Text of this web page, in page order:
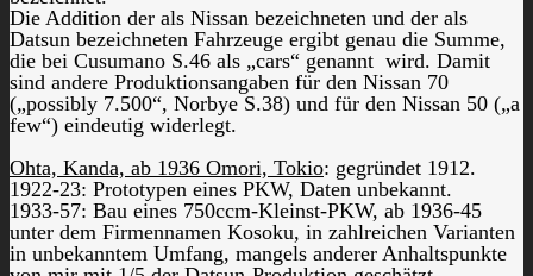
Die Addition der als Nissan bezeichneten und der als
Datsun bezeichneten Fahrzeuge ergibt genau die Summe,
die bei Cusumano S.46 als „cars“ genannt wird. Damit
sind andere Produktionsangaben für den Nissan 70
(„possibly 7.500“, Norbye S.38) und für den Nissan 50 („a
few“) eindeutig widerlegt.
Ohta, Kanda, ab 1936 Omori, Tokio: gegründet 1912.
1922-23: Prototypen eines PKW, Daten unbekannt.
1933-57: Bau eines 750ccm-Kleinst-PKW, ab 1936-45
unter dem Firmennamen Kosoku, in zahlreichen Varianten
in unbekanntem Umfang, mangels anderer Anhaltspunkte